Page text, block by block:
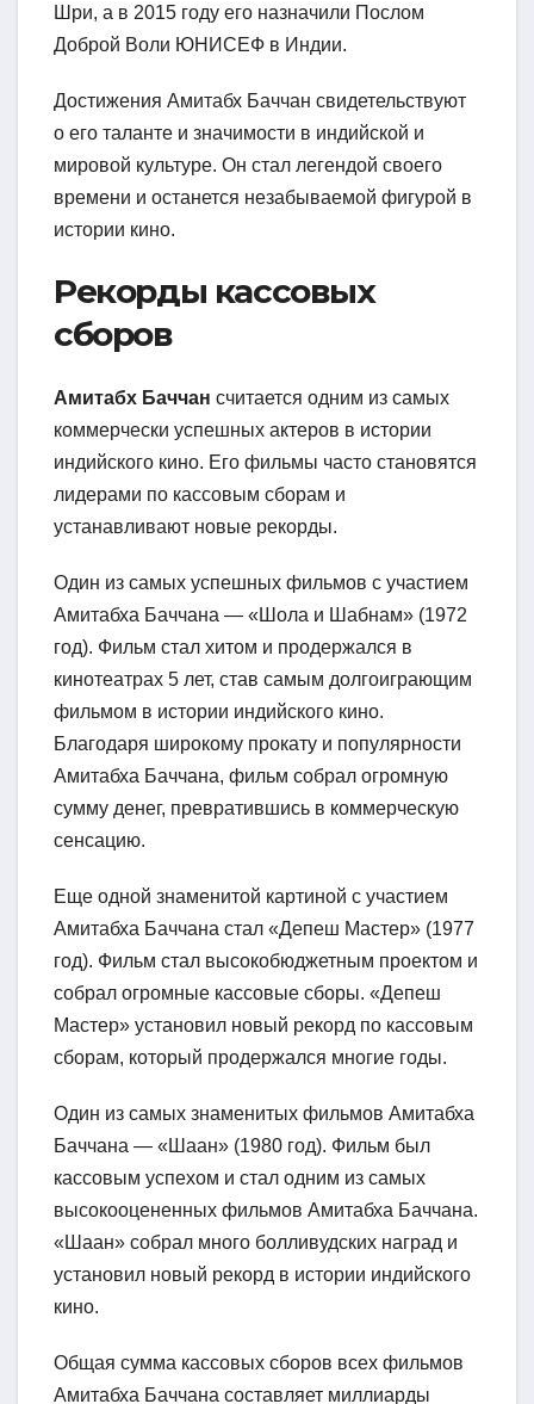
Шри, а в 2015 году его назначили Послом
Доброй Воли ЮНИСЕФ в Индии.
Достижения Амитабх Баччан свидетельствуют
о его таланте и значимости в индийской и
мировой культуре. Он стал легендой своего
времени и останется незабываемой фигурой в
истории кино.
Рекорды кассовых
сборов
Амитабх Баччан считается одним из самых
коммерчески успешных актеров в истории
индийского кино. Его фильмы часто становятся
лидерами по кассовым сборам и
устанавливают новые рекорды.
Один из самых успешных фильмов с участием
Амитабха Баччана — «Шола и Шабнам» (1972
год). Фильм стал хитом и продержался в
кинотеатрах 5 лет, став самым долгоиграющим
фильмом в истории индийского кино.
Благодаря широкому прокату и популярности
Амитабха Баччана, фильм собрал огромную
сумму денег, превратившись в коммерческую
сенсацию.
Еще одной знаменитой картиной с участием
Амитабха Баччана стал «Депеш Мастер» (1977
год). Фильм стал высокобюджетным проектом и
собрал огромные кассовые сборы. «Депеш
Мастер» установил новый рекорд по кассовым
сборам, который продержался многие годы.
Один из самых знаменитых фильмов Амитабха
Баччана — «Шаан» (1980 год). Фильм был
кассовым успехом и стал одним из самых
высокооцененных фильмов Амитабха Баччана.
«Шаан» собрал много болливудских наград и
установил новый рекорд в истории индийского
кино.
Общая сумма кассовых сборов всех фильмов
Амитабха Баччана составляет миллиарды